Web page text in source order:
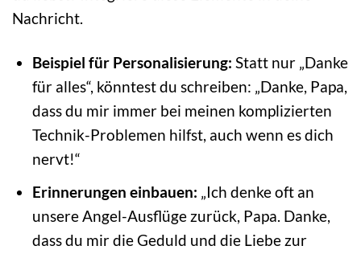
Nachricht.
Beispiel für Personalisierung: Statt nur „Danke
für alles“, könntest du schreiben: „Danke, Papa,
dass du mir immer bei meinen komplizierten
Technik-Problemen hilfst, auch wenn es dich
nervt!“
Erinnerungen einbauen: „Ich denke oft an
unsere Angel-Ausflüge zurück, Papa. Danke,
dass du mir die Geduld und die Liebe zur